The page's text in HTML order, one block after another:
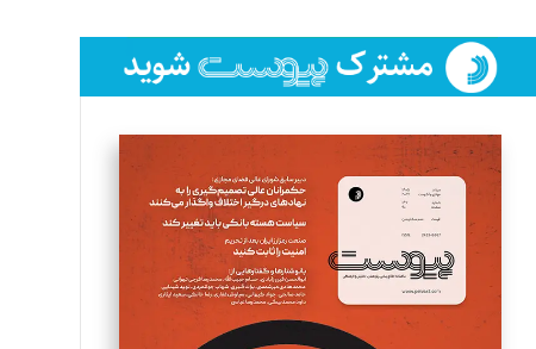
فائزه فتحی رستمی
تحریریه
سروش کرمیان
تحریریه
مینا پاکدل